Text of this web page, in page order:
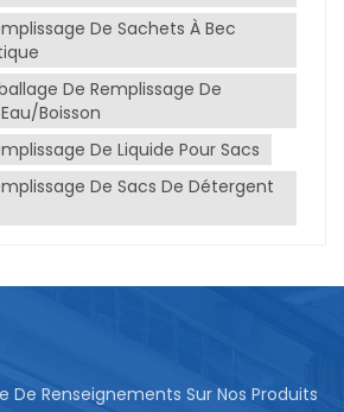
du système de transport, le
et de scellage du produit est
ainsi l'efficacité de l'ensemble du
des dispositifs de
pour garantir que la quantité de
sac à bec verseur est stable et
la cohérence et la qualité
des systèmes de contrôle
une surveillance et un
et types de sacs à bec
aux besoins d'emballage de
et fournir des moules et des
De Sachets À Bec
De Remplissage De
boisson
De Liquide Pour Sacs
De Sacs De Détergent
De Renseignements Sur Nos Produits